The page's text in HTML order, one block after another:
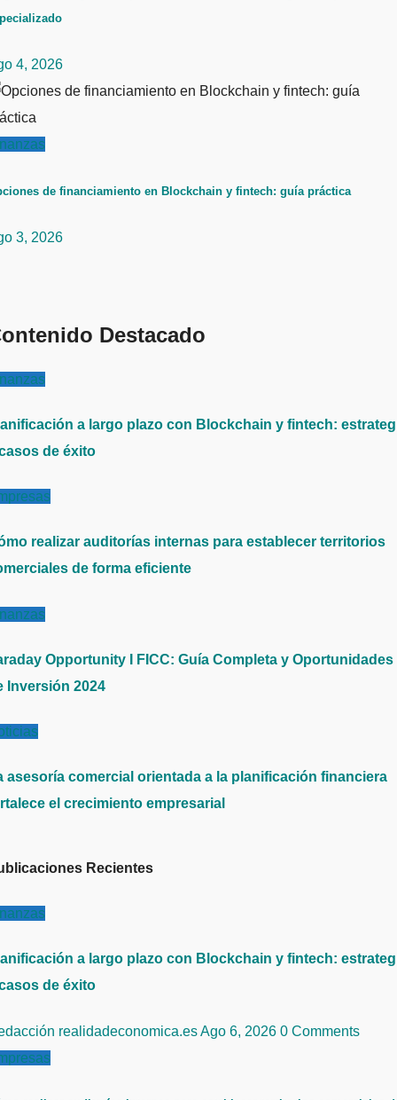
4, 2026
de financiamiento en Blockchain y fintech: guía práctica
3, 2026
Destacado
a largo plazo con Blockchain y fintech:
de éxito
realizar auditorías internas para establecer territorios
de forma eficiente
Opportunity I FICC: Guía Completa y Oportunidades
Inversión 2024
asesoría comercial orientada a la planificación financiera
el crecimiento empresarial
Recientes
a largo plazo con Blockchain y fintech:
de éxito
realidadeconomica.esAgo 6, 2026 0 Comments